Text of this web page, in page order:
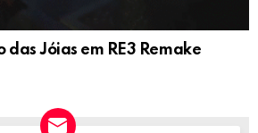
das Jóias em RE3 Remake